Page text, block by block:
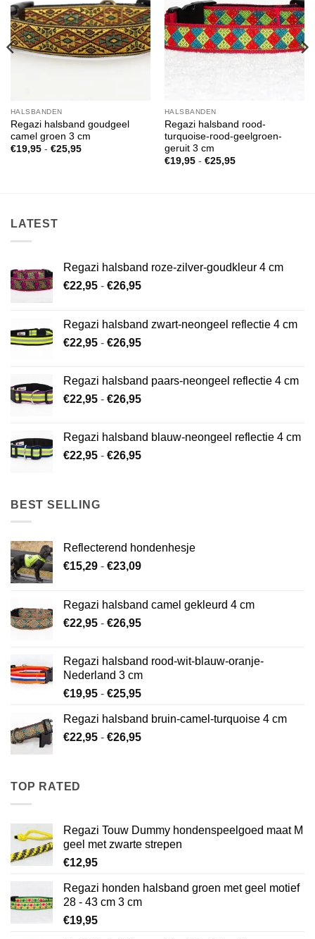
aan
verlanglijst
HALSBANDEN
Regazi halsband goudgeel
camel groen 3 cm
€19,95 - €25,95Prijsklasse:
aan
verlanglijst
HALSBANDEN
Regazi halsband rood-
turquoise-rood-geelgroen-
geruit 3 cm
€19,95 - €25,95Prijsklasse:
LATEST
Regazi halsband roze-zilver-goudkleur 4 cm
€22,95 - €26,95Prijsklasse:
€26,95
Regazi halsband zwart-neongeel reflectie 4 cm
€22,95 - €26,95Prijsklasse:
€26,95
Regazi halsband paars-neongeel reflectie 4 cm
€22,95 - €26,95Prijsklasse:
€26,95
Regazi halsband blauw-neongeel reflectie 4 cm
€22,95 - €26,95Prijsklasse:
BEST SELLING
Reflecterend hondenhesje
€15,29 - €23,09Prijsklasse:
€23,09
Regazi halsband camel gekleurd 4 cm
€22,95 - €26,95Prijsklasse:
€26,95
Regazi halsband rood-wit-blauw-oranje-
Nederland 3 cm
€19,95 - €25,95Prijsklasse:
tot
€25,95
Regazi halsband bruin-camel-turquoise 4 cm
€22,95 - €26,95Prijsklasse:
TOP RATED
Regazi Touw Dummy hondenspeelgoed maat M
geel met zwarte strepen
€12,95
Regazi honden halsband groen met geel motief
28 - 43 cm 3 cm
€19,95